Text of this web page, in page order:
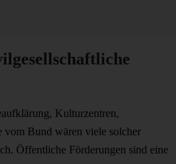
Kulturzentren,
vom Bund wären viele solcher
Öffentliche Förderungen sind eine